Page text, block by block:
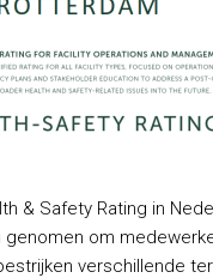
& Safety Rating in
om
verschillende